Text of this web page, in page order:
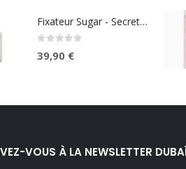
Fixateur Sugar - Secret Musc 30ml
39,90 €
VOUS À LA NEWSLETTER